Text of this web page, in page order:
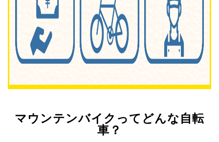
マウンテンバイクってどんな自転
車？